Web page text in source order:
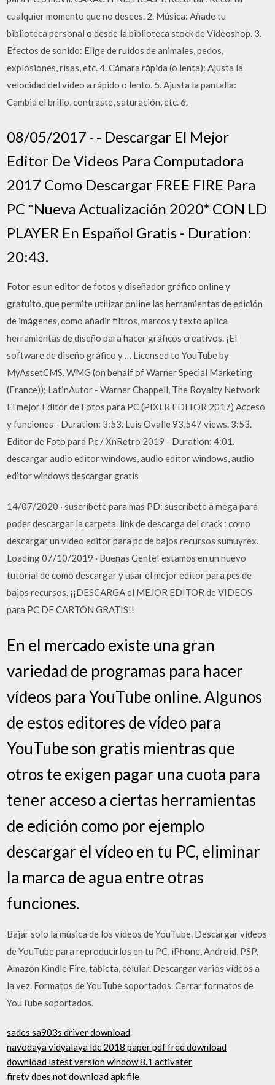
cualquier momento que no desees. 2. Música: Añade tu
biblioteca personal o desde la biblioteca stock de Videoshop. 3.
Efectos de sonido: Elige de ruidos de animales, pedos,
explosiones, risas, etc. 4. Cámara rápida (o lenta): Ajusta la
velocidad del video a rápido o lento. 5. Ajusta la pantalla:
Cambia el brillo, contraste, saturación, etc. 6.
08/05/2017 · - Descargar El Mejor
Editor De Videos Para Computadora
2017 Como Descargar FREE FIRE Para
PC *Nueva Actualización 2020* CON LD
PLAYER En Español Gratis - Duration:
20:43.
Fotor es un editor de fotos y diseñador gráfico online y
gratuito, que permite utilizar online las herramientas de edición
de imágenes, como añadir filtros, marcos y texto aplica
herramientas de diseño para hacer gráficos creativos. ¡El
software de diseño gráfico y … Licensed to YouTube by
MyAssetCMS, WMG (on behalf of Warner Special Marketing
(France)); LatinAutor - Warner Chappell, The Royalty Network
El mejor Editor de Fotos para PC (PIXLR EDITOR 2017) Acceso
y funciones - Duration: 3:53. Luis Ovalle 93,547 views. 3:53.
Editor de Foto para Pc / XnRetro 2019 - Duration: 4:01.
descargar audio editor windows, audio editor windows, audio
editor windows descargar gratis
14/07/2020 · suscribete para mas PD: suscribete a mega para
poder descargar la carpeta. link de descarga del crack : como
descargar un vídeo editor para pc de bajos recursos sumuyrex.
Loading 07/10/2019 · Buenas Gente! estamos en un nuevo
tutorial de como descargar y usar el mejor editor para pcs de
bajos recursos. ¡¡DESCARGA el MEJOR EDITOR de VIDEOS
para PC DE CARTÓN GRATIS!!
En el mercado existe una gran
variedad de programas para hacer
vídeos para YouTube online. Algunos
de estos editores de vídeo para
YouTube son gratis mientras que
otros te exigen pagar una cuota para
tener acceso a ciertas herramientas
de edición como por ejemplo
descargar el vídeo en tu PC, eliminar
la marca de agua entre otras
funciones.
Bajar solo la música de los vídeos de YouTube. Descargar vídeos
de YouTube para reproducirlos en tu PC, iPhone, Android, PSP,
Amazon Kindle Fire, tableta, celular. Descargar varios vídeos a
la vez. Formatos de YouTube soportados. Cerrar formatos de
YouTube soportados.
sades sa903s driver download
navodaya vidyalaya ldc 2018 paper pdf free download
download latest version window 8.1 activater
firetv does not download apk file